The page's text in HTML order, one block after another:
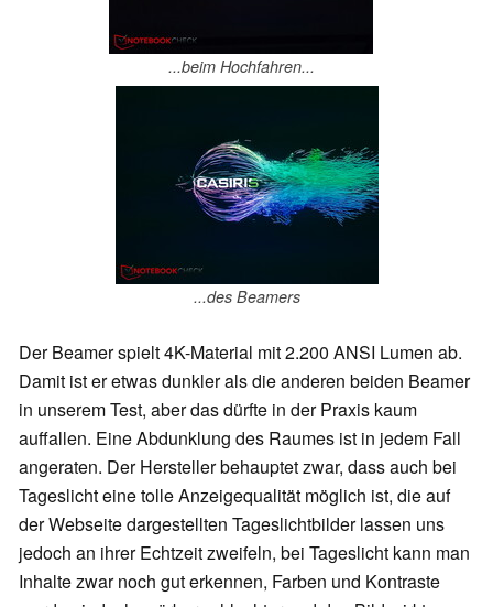
...beim Hochfahren...
...des Beamers
Der Beamer spielt 4K-Material mit 2.200 ANSI Lumen ab.
Damit ist er etwas dunkler als die anderen beiden Beamer
in unserem Test, aber das dürfte in der Praxis kaum
auffallen. Eine Abdunklung des Raumes ist in jedem Fall
angeraten. Der Hersteller behauptet zwar, dass auch bei
Tageslicht eine tolle Anzeigequalität möglich ist, die auf
der Webseite dargestellten Tageslichtbilder lassen uns
jedoch an ihrer Echtzeit zweifeln, bei Tageslicht kann man
Inhalte zwar noch gut erkennen, Farben und Kontraste